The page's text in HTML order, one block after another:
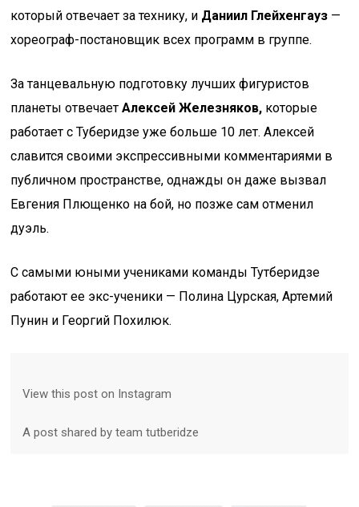
который отвечает за технику, и Даниил Глейхенгауз —
хореограф-постановщик всех программ в группе.
За танцевальную подготовку лучших фигуристов
планеты отвечаетАлексей Железняков, которые
работает с Туберидзе уже больше 10 лет. Алексей
славится своими экспрессивными комментариями в
публичном пространстве, однажды он даже вызвал
Евгения Плющенко на бой, но позже сам отменил
дуэль.
С самыми юными учениками команды Тутберидзе
работают ее экс-ученики — Полина Цурская, Артемий
Пунин и Георгий Похилюк.
View this post on Instagram
A post shared by team tutberidze